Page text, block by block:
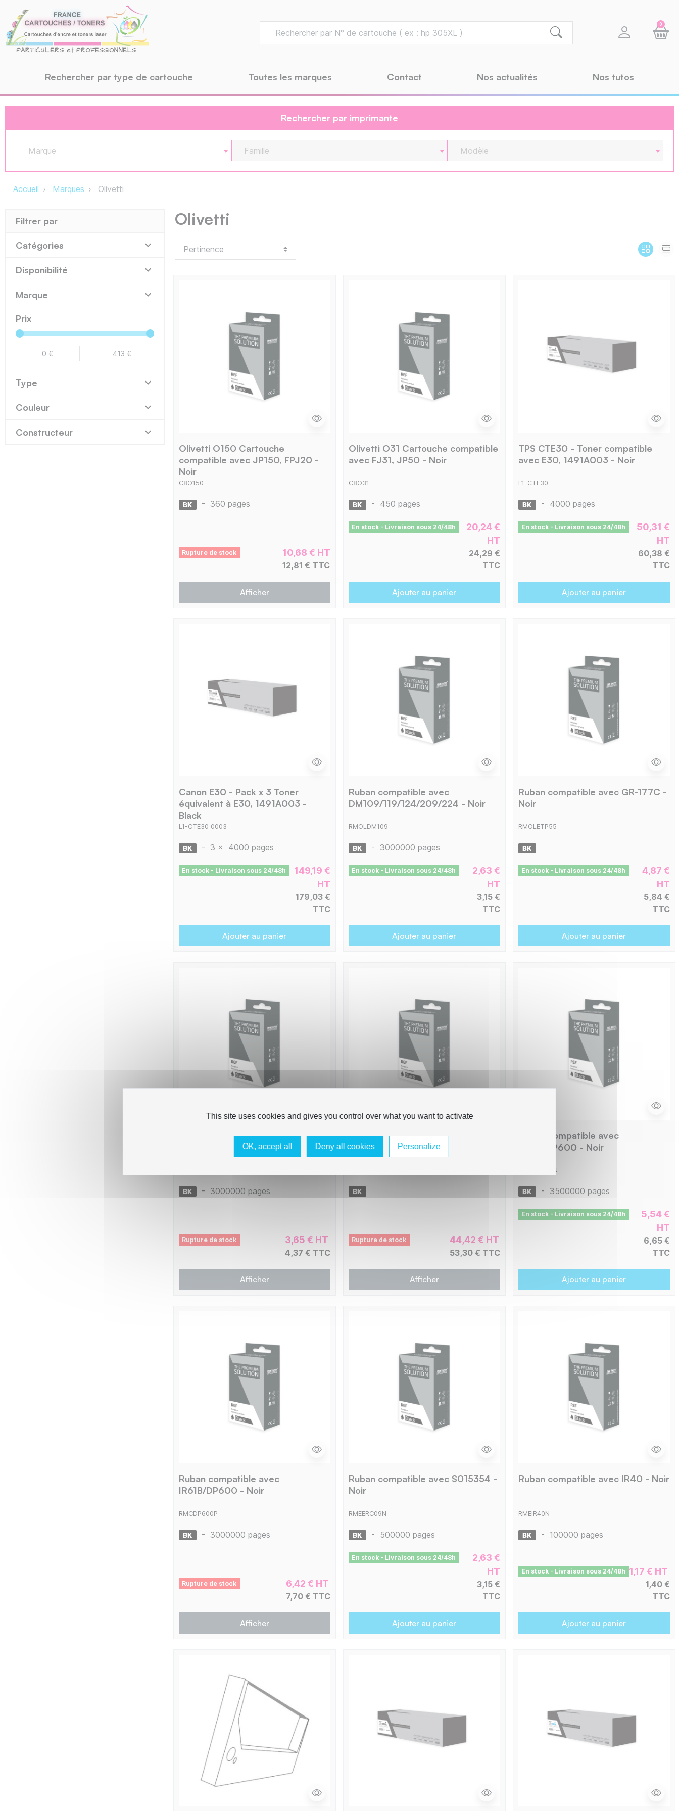
0
Rechercher par type de cartouche Toutes les marques Contact Nos actualités Nos tutos
Rechercher par imprimante
Marque Famille Modèle
Accueil Marques Olivetti
Filtrer par
Catégories 
Disponibilité 
Marque 
Prix
Type 
Couleur 
Constructeur 
Olivetti
Olivetti O150 Cartouche
compatible avec JP150, FPJ20 -
Noir
C8O150
- 360 pages
Rupture de stock 10,68 € HT
12,81 € TTC
Afficher
Olivetti O31 Cartouche compatible
avec FJ31, JP50 - Noir
C8O31
- 450 pages
En stock - Livraison sous 24/48h
20,24 €
HT
24,29 €
TTC
Ajouter au panier
TPS CTE30 - Toner compatible
avec E30, 1491A003 - Noir
L1-CTE30
- 4000 pages
En stock - Livraison sous 24/48h
50,31 €
HT
60,38 €
TTC
Ajouter au panier
Canon E30 - Pack x 3 Toner
équivalent à E30, 1491A003 -
Black
L1-CTE30_0003
- 3 x 4000 pages
En stock - Livraison sous 24/48h
149,19 €
HT
179,03 €
TTC
Ajouter au panier
Ruban compatible avec
DM109/119/124/209/224 - Noir
RMOLDM109
- 3000000 pages
En stock - Livraison sous 24/48h
2,63 €
HT
3,15 €
TTC
Ajouter au panier
Ruban compatible avec GR-177C -
Noir
RMOLETP55
En stock - Livraison sous 24/48h
4,87 €
HT
5,84 €
TTC
Ajouter au panier
Ruban compatible avec PR2 - Noir
- 3000000 pages
Rupture de stock 3,65 € HT
4,37 € TTC
Afficher
Ruban compatible avec PR3
COMPUPRINT SP40/PRL5287 -
Noir
Rupture de stock 44,42 € HT
53,30 € TTC
Afficher
Ruban compatible avec
IR61B/DP600 - Noir
RMCDP600N
- 3500000 pages
En stock - Livraison sous 24/48h
5,54 €
HT
6,65 €
TTC
Ajouter au panier
Ruban compatible avec
IR61B/DP600 - Noir
RMCDP600P
- 3000000 pages
Rupture de stock 6,42 € HT
7,70 € TTC
Afficher
Ruban compatible avec S015354 -
Noir
RMEERC09N
- 500000 pages
En stock - Livraison sous 24/48h
2,63 €
HT
3,15 €
TTC
Ajouter au panier
Ruban compatible avec IR40 - Noir
RMEIR40N
- 100000 pages
En stock - Livraison sous 24/48h 1,17 € HT
1,40 €
TTC
Ajouter au panier
This site uses cookies and gives you control over what you want to activate
OK, accept all Deny all cookies Personalize